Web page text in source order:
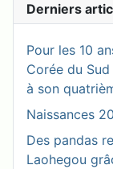
Derniers
Pour les 10
Corée du
à son
Naissances
Des pandas
Laohegou